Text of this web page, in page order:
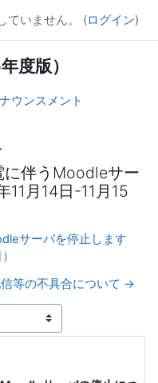
ていません。 (ログイン)
度版）
ウンスメント
伴うMoodleサー
月14日-11月15
サーバを停止します
等の不具合について →